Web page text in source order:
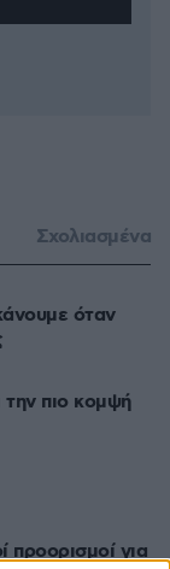
Σχολιασμένα
όταν
πιο κομψή
προορισμοί για